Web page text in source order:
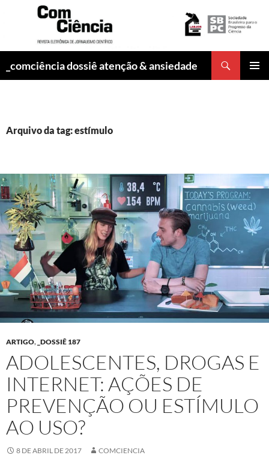
_comciência dossiê atenção & ansiedade
Arquivo da tag: estímulo
ARTIGO, _DOSSIÊ 187
ADOLESCENTES, DROGAS E
INTERNET: AÇÕES DE
PREVENÇÃO OU ESTÍMULO
AO USO?
8 DE ABRIL DE 2017 COMCIENCIA